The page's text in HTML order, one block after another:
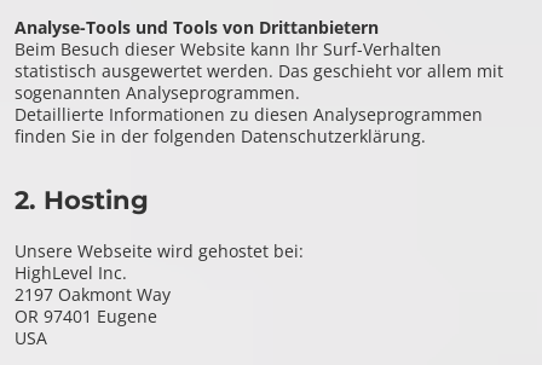
Analyse-Tools und Tools von Dritt­anbietern
Beim Besuch dieser Website kann Ihr Surf-Verhalten
statistisch ausgewertet werden. Das geschieht vor allem mit
sogenannten Analyseprogrammen.
Detaillierte Informationen zu diesen Analyseprogrammen
finden Sie in der folgenden Datenschutzerklärung.
2. Hosting
Unsere Webseite wird gehostet bei:
HighLevel Inc.
2197 Oakmont Way
OR 97401 Eugene
USA